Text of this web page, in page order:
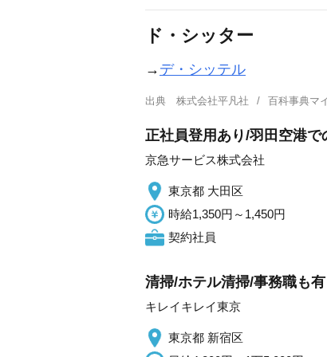
ド・シッター
→ デ・シッテル
出典 株式会社平凡社 百科事典マ
正社員登用あり/羽田空港
京急サービス株式会社
東京都 大田区
時給1,350円～1,450円
契約社員
清掃/ホテル清掃/事務職も
キレイキレイ東京
東京都 新宿区